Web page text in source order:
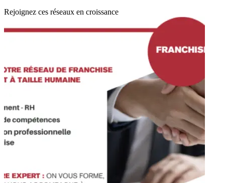
Rejoignez ces réseaux en croissance